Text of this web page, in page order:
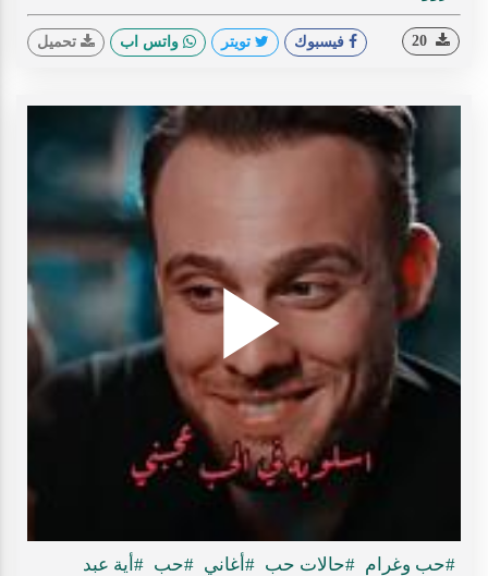
فيسبوك تويتر واتس اب تحميل
Play
#حب وغرام #حالات حب #أغاني #حب #أية عبد